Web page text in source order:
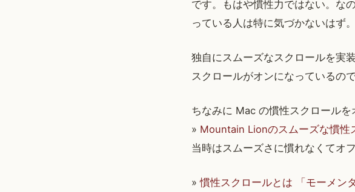
です。もはや慣性力ではない。な
っている人は特に気づかないはず。
独自にスムーズなスクロールを実
スクロールがオンになっているの
ちなみに Mac の慣性スクロールを
» Mountain Lionのスムーズな慣性
当時はスムーズさに慣れなくてオ
»慣性スクロールとは 「モーメン